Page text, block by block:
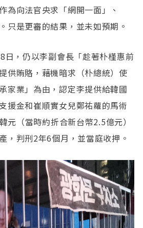
為向法官央求「網開一面」、
只是更審的結果，並未如預期。
日，仍以李副會長「趁著朴槿惠前
供賄賂，藉機暗求（朴總統）使
家業」為由，認定李提供給韓國
援金和崔順實女兒鄭祐蘿的馬術
元（當時約折合新台幣2.5億元）
，判刑2年6個月，並當庭收押。